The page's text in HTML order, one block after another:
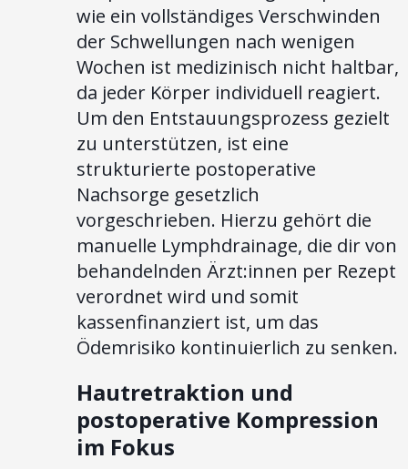
wie ein vollständiges Verschwinden
der Schwellungen nach wenigen
Wochen ist medizinisch nicht haltbar,
da jeder Körper individuell reagiert.
Um den Entstauungsprozess gezielt
zu unterstützen, ist eine
strukturierte postoperative
Nachsorge gesetzlich
vorgeschrieben. Hierzu gehört die
manuelle Lymphdrainage, die dir von
behandelnden Ärzt:innen per Rezept
verordnet wird und somit
kassenfinanziert ist, um das
Ödemrisiko kontinuierlich zu senken.
Hautretraktion und
postoperative Kompression
im Fokus